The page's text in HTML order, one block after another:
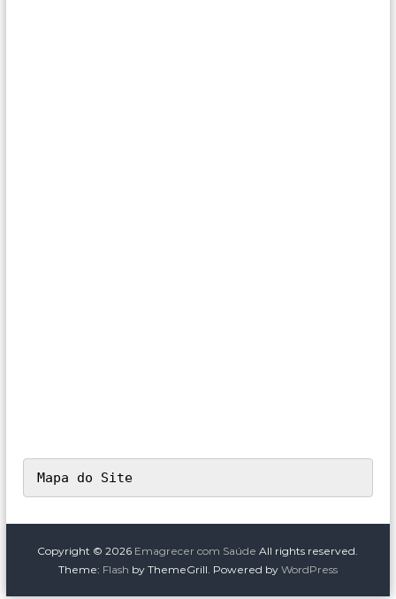
Mapa do Site
Copyright © 2026 Emagrecer com Saúde All rights reserved.
Theme: Flash by ThemeGrill. Powered by WordPress